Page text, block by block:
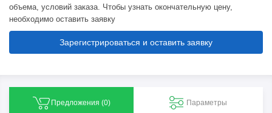
объема, условий заказа. Чтобы узнать окончательную цену,
необходимо оставить заявку
Зарегистрироваться и оставить заявку
Предложения (0) Параметры